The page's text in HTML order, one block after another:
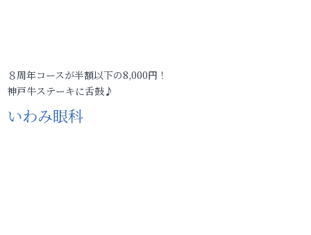
８周年コースが半額以下の8,000円！
神戸牛ステーキに舌鼓♪
いわみ眼科